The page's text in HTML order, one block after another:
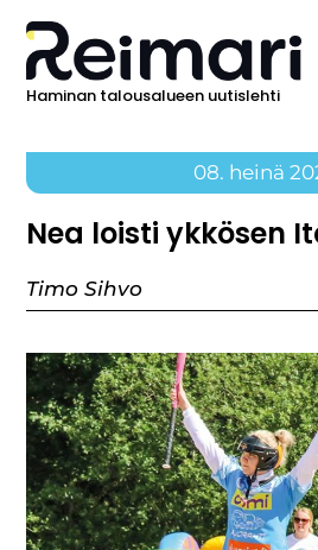
Haminan talousalueen uutislehti
08. heinä
Nea loisti ykkösen
Timo Sihvo